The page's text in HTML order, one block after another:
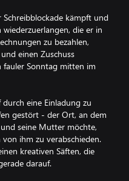
kämpft und
die er in
zu bezahlen,
einen Zuschuss
Sonntag mitten im
eine Einladung zu
gestört - der Ort, an dem
seine Mutter möchte,
ihm zu verabschieden.
kreativen Säften, die
darauf.